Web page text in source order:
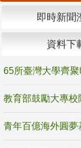
即時新聞
資料下
65所臺灣大學齊